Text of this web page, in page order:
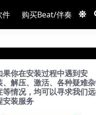
件 购买Beat/伴奏
果你在安装过程中遇到安
、解压、激活、各种疑难杂
等情况，均可以寻求我们远
安装服务